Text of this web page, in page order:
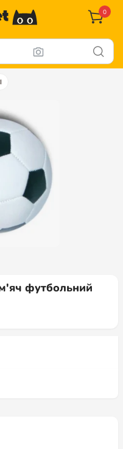
0
футбольний